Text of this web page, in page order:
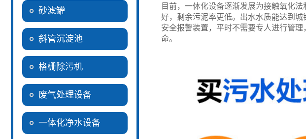
砂滤罐
斜管沉淀池
格栅除污机
废气处理设备
一体化净水设备
目前，一体化设备逐渐发展为接触氧化法
好，剩余污泥率更低。出水水质能达到城
安全报警装置，平时不需要专人进行管
命。